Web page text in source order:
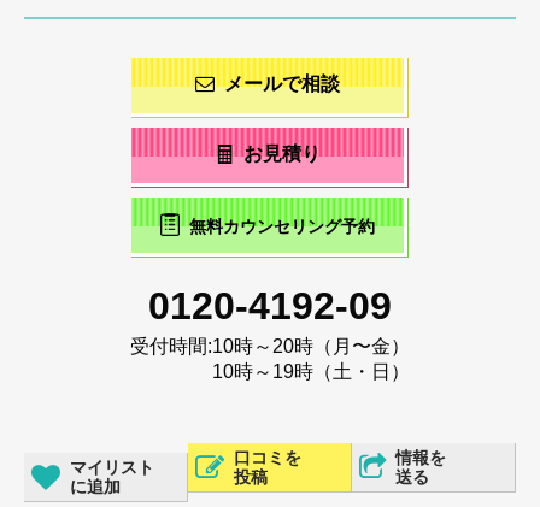
メールで相談
お見積り
無料カウンセリング予約
0120-4192-09
受付時間:10時～20時（月〜金）
10時～19時（土・日）
マイリスト
に追加
口コミを
投稿
情報を
送る